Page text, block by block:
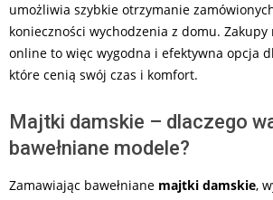
umożliwia szybkie otrzymanie
konieczności wychodzenia z domu.
online to więc wygodna i efektywna opcja
które cenią swój czas i komfort.
Majtki damskie – dlaczego
bawełniane modele?
Zamawiając bawełniane majtki damskie,